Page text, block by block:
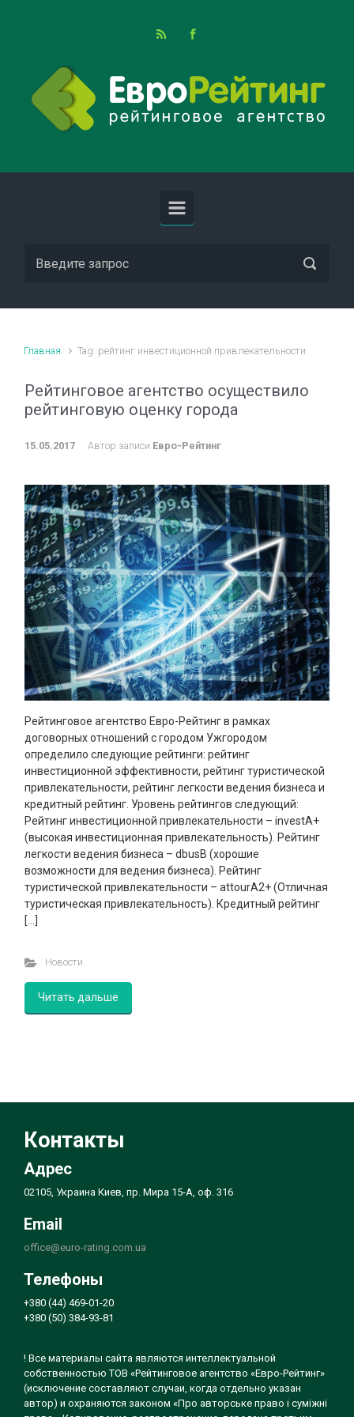
Главная Tag: рейтинг инвестиционной привлекательности
Рейтинговое агентство осуществило
рейтинговую оценку города
15.05.2017 Автор записи Евро-Рейтинг
Рейтинговое агентство Евро-Рейтинг в рамках
договорных отношений с городом Ужгородом
определило следующие рейтинги: рейтинг
инвестиционной эффективности, рейтинг туристической
привлекательности, рейтинг легкости ведения бизнеса и
кредитный рейтинг. Уровень рейтингов следующий:
Рейтинг инвестиционной привлекательности – invеstА+
(высокая инвестиционная привлекательность). Рейтинг
легкости ведения бизнеса – dbusВ (хорошие
возможности для ведения бизнеса). Рейтинг
туристической привлекательности – attourА2+ (Отличная
туристическая привлекательность). Кредитный рейтинг
[…]
Новости
Читать дальше
Контакты
Адрес
02105, Украина Киев, пр. Мира 15-А, оф. 316
Email
office@euro-rating.com.ua
Телефоны
+380 (44) 469-01-20
+380 (50) 384-93-81
! Все материалы сайта являются интеллектуальной
собственностью ТОВ «Рейтинговое агентство «Евро-Рейтинг»
(исключение составляют случаи, когда отдельно указан
автор) и охраняются законом «Про авторське право і суміжні